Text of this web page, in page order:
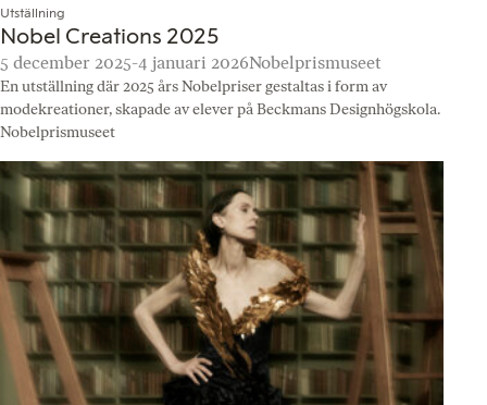
Utställning
Nobel Creations 2025
5 december 2025-4 januari 2026Nobelprismuseet
En utställning där 2025 års Nobelpriser gestaltas i form av
modekreationer, skapade av elever på Beckmans Designhögskola.
Nobelprismuseet